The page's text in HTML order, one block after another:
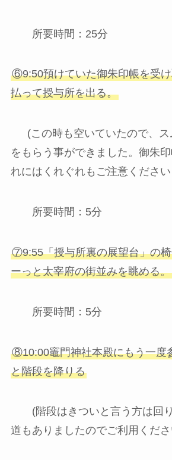
所要時間：25分
⑥9:50預けていた御朱印帳を受
払って授与所を出る。
(この時も空いていたので、ス
をもらう事ができました。御朱
れにはくれぐれもご注意くださ
所要時間：5分
⑦9:55「授与所裏の展望台」の
ーっと太宰府の街並みを眺める。
所要時間：5分
⑧10:00竈門神社本殿にもう一度
と階段を降りる
(階段はきついと言う方は回
道もありましたのでご利用くだ